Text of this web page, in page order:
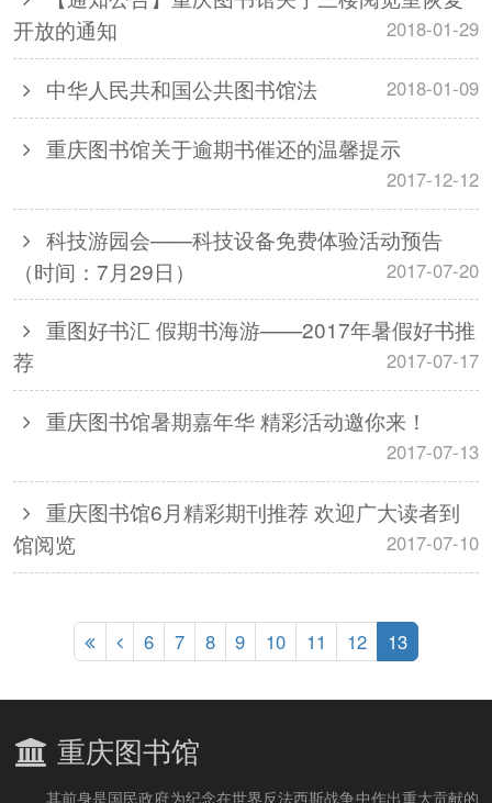
开放的通知
2018-01-29
中华人民共和国公共图书馆法 2018-01-09
重庆图书馆关于逾期书催还的温馨提示
2017-12-12
科技游园会——科技设备免费体验活动预告
（时间：7月29日）
2017-07-20
重图好书汇 假期书海游——2017年暑假好书推
荐
2017-07-17
重庆图书馆暑期嘉年华 精彩活动邀你来！
2017-07-13
重庆图书馆6月精彩期刊推荐 欢迎广大读者到
馆阅览
2017-07-10
6 7 8 9 10 11 12 13
重庆图书馆
其前身是国民政府为纪念在世界反法西斯战争中作出重大贡献的